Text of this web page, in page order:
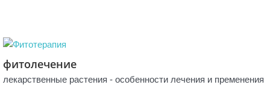
фитолечение
лекарственные растения - особенности лечения и пременения